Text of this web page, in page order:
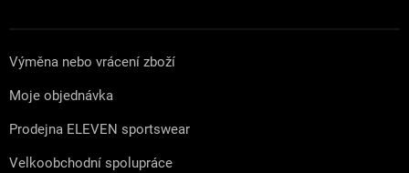
Výměna nebo vrácení zboží
Moje objednávka
Prodejna ELEVEN sportswear
Velkoobchodní spolupráce